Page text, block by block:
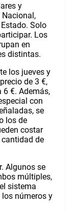
y
Solo
Los
en
distintas.
los jueves y
de 3 €,
6 €. Además,
con
se
los de
costar
de
Algunos se
múltiples,
sistema
números y